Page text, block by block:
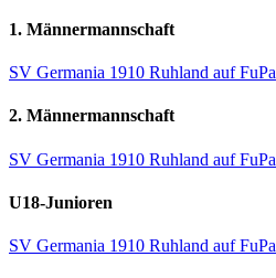
1. Männermannschaft
SV Germania 1910 Ruhland auf FuPa
2. Männermannschaft
SV Germania 1910 Ruhland auf FuPa
U18-Junioren
SV Germania 1910 Ruhland auf FuPa